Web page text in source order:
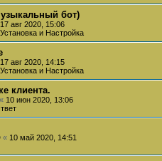
бот)
17 авг 2020, 15:06
и Настройка
17 авг 2020, 14:15
и Настройка
клиента.
« 10 июн 2020, 13:06
« 10 май 2020, 14:51